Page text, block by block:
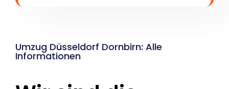
Umzug Düsseldorf Dornbirn: Alle
Informationen